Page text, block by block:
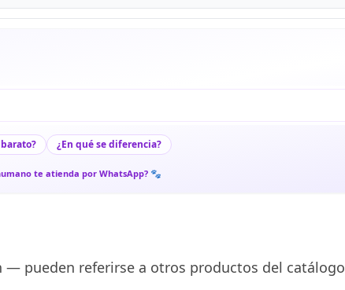
¿En qué se diferencia?
te atienda por WhatsApp? 🐾
— pueden referirse a otros productos del catálogo